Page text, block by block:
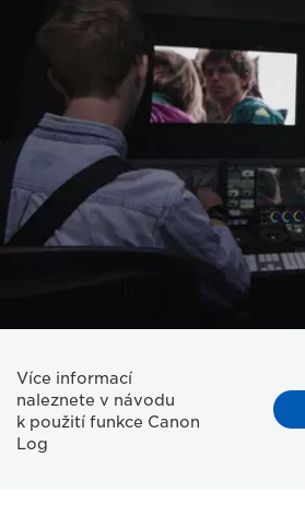
Více informací
naleznete v návodu
k použití funkce Canon
Log